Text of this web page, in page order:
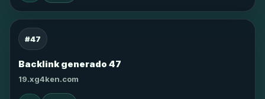
#47
Backlink generado 47
19.xg4ken.com